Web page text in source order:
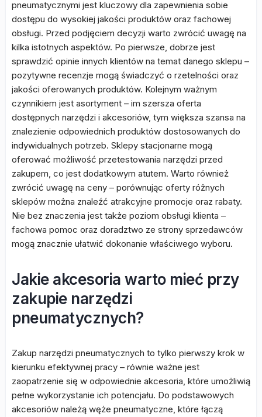
pneumatycznymi jest kluczowy dla zapewnienia sobie
dostępu do wysokiej jakości produktów oraz fachowej
obsługi. Przed podjęciem decyzji warto zwrócić uwagę na
kilka istotnych aspektów. Po pierwsze, dobrze jest
sprawdzić opinie innych klientów na temat danego sklepu –
pozytywne recenzje mogą świadczyć o rzetelności oraz
jakości oferowanych produktów. Kolejnym ważnym
czynnikiem jest asortyment – im szersza oferta
dostępnych narzędzi i akcesoriów, tym większa szansa na
znalezienie odpowiednich produktów dostosowanych do
indywidualnych potrzeb. Sklepy stacjonarne mogą
oferować możliwość przetestowania narzędzi przed
zakupem, co jest dodatkowym atutem. Warto również
zwrócić uwagę na ceny – porównując oferty różnych
sklepów można znaleźć atrakcyjne promocje oraz rabaty.
Nie bez znaczenia jest także poziom obsługi klienta –
fachowa pomoc oraz doradztwo ze strony sprzedawców
mogą znacznie ułatwić dokonanie właściwego wyboru.
Jakie akcesoria warto mieć przy
zakupie narzędzi
pneumatycznych?
Zakup narzędzi pneumatycznych to tylko pierwszy krok w
kierunku efektywnej pracy – równie ważne jest
zaopatrzenie się w odpowiednie akcesoria, które umożliwią
pełne wykorzystanie ich potencjału. Do podstawowych
akcesoriów należą węże pneumatyczne, które łączą